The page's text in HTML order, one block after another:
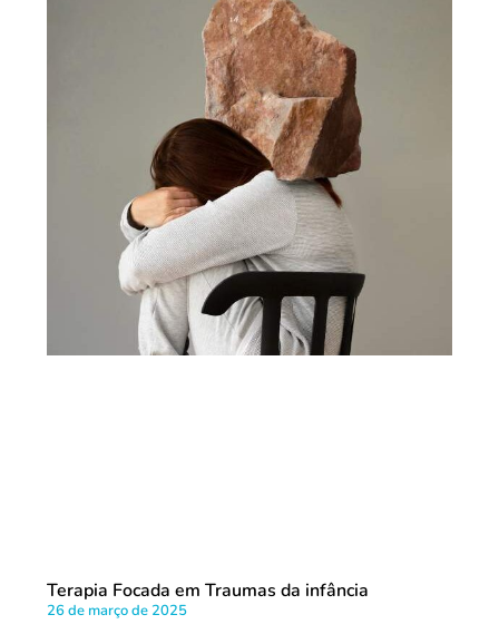
Terapia Focada em Traumas da infância
26 de março de 2025